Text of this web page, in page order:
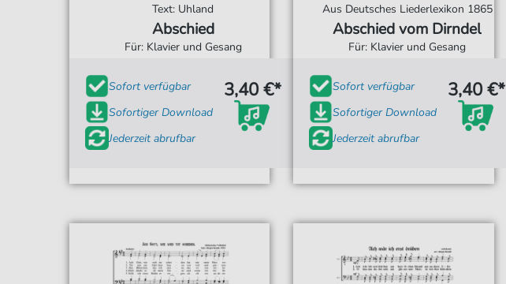
Text: Uhland
Abschied
Für: Klavier und Gesang
Sofort verfügbar
Sofortiger Download
Jederzeit abrufbar
3,40 €*
Aus Deutsches Liederlexikon 1865
Abschied vom Dirndel
Für: Klavier und Gesang
Sofort verfügbar
Sofortiger Download
Jederzeit abrufbar
3,40 €*